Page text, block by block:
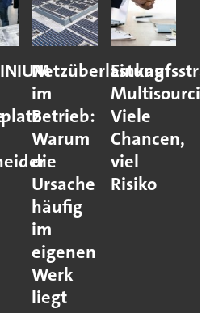
Netzüberlastung
im
Betrieb:
Warum
die
Ursache
häufig
im
eigenen
Werk
liegt
Viele
Chancen,
viel
Risiko